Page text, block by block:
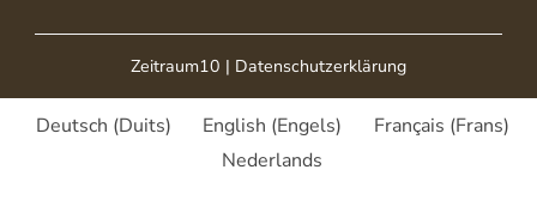
Zeitraum10 | Datenschutzerklärung
Deutsch (Duits) English (Engels) Français (Frans)
Nederlands